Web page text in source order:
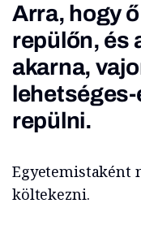
Arra, hogy
repülőn, és
akarna,
lehetséges-
repülni.
Egyetemistaként
költekezni.